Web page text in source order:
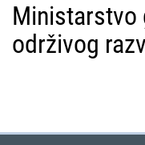
Ministarstvo
održivog